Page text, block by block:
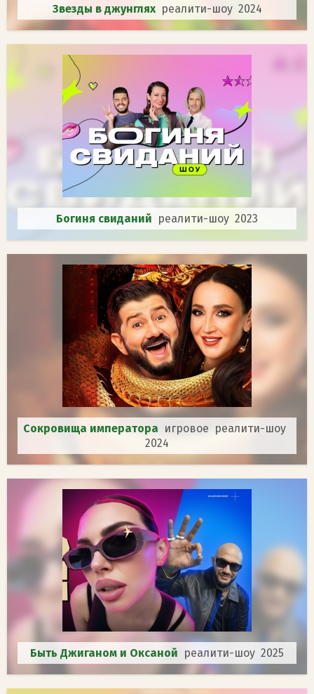
Звезды в джунглях реалити-шоу 2024
Богиня свиданий реалити-шоу 2023
Сокровища императора игровое реалити-шоу
2024
Быть Джиганом и Оксаной реалити-шоу 2025